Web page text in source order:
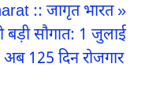
:: जागृत भारत »
बड़ी सौगात: 1 जुलाई
125 दिन रोजगार